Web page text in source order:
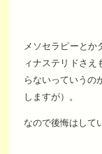
メソセラピーとか
ィナステリドさえ
らないっていうの
しますが）。
なので後悔はして